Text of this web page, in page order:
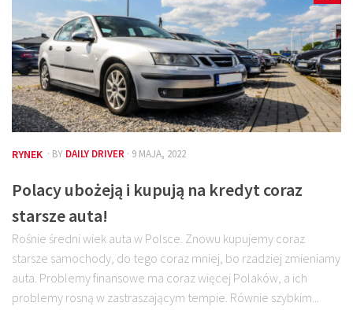
RYNEK · BY DAILY DRIVER · 9 MAJA, 2022
Polacy ubożeją i kupują na kredyt coraz
starsze auta!
Rośnie średni wiek auta w Polsce. Znowu kupujemy coraz
starsze samochody, do tego coraz mniej, bo rzadziej zmieniamy
auta. Problemy finansowe ma coraz więcej Polaków, a ich
problemy rosną w zastraszającym tempie. Równie szybkim...